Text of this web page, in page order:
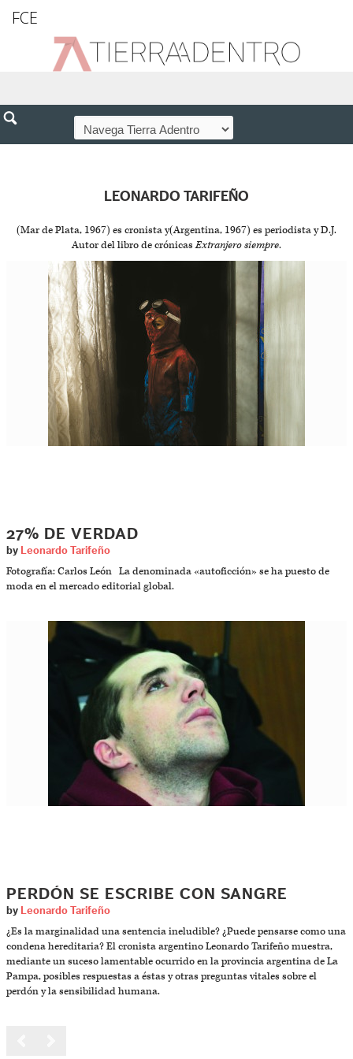
FCE
LEONARDO TARIFEÑO
(Mar de Plata, 1967) es cronista y(Argentina, 1967) es periodista y D.J.
Autor del libro de crónicasExtranjero siempre.
27% DE VERDAD
by Leonardo Tarifeño
Fotografía: Carlos León La denominada «autoficción» se ha puesto de
moda en el mercado editorial global.
PERDÓN SE ESCRIBE CON SANGRE
by Leonardo Tarifeño
¿Es la marginalidad una sentencia ineludible? ¿Puede pensarse como una
condena hereditaria? El cronista argentino Leonardo Tarifeño muestra,
mediante un suceso lamentable ocurrido en la provincia argentina de La
Pampa, posibles respuestas a éstas y otras preguntas vitales sobre el
perdón y la sensibilidad humana.